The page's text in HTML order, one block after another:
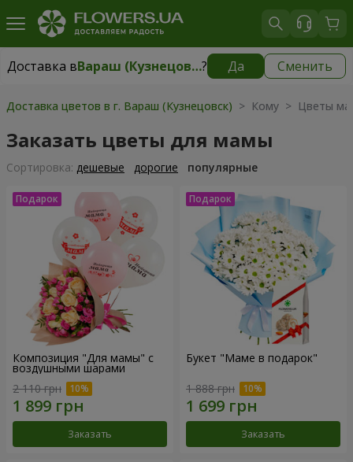
Доставка в Вараш (Кузнецовск)? Да Сменить
Доставка вВараш (Кузнецовск) 1711 грн
Доставка цветов в г. Вараш (Кузнецовск) > Кому > Цветы
Заказать цветы для мамы
Cортировка: дешевые дорогие популярные
Композиция "Для мамы" с
воздушными шарами
2 110 грн
Заказать
Букет "Маме в подарок"
1 888 грн
Заказать